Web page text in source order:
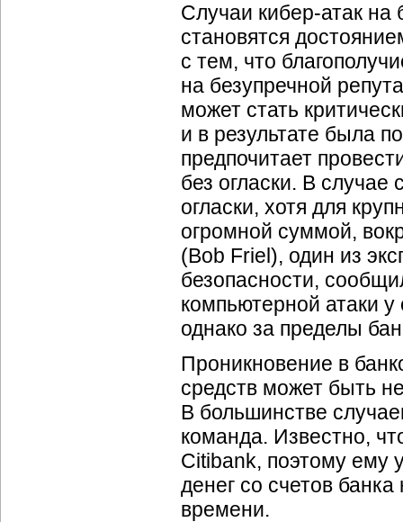
Случаи кибер-атак на
становятся
с тем, что
на безупречной
может стать
и в результате была
предпочитает
без огласки. В
огласки, хотя для
огромной суммой,
(Bob Friel), один из
безопасности,
компьютерной атаки
однако за пределы
Проникновение в
средств может быть
В большинстве
команда. Известно,
Citibank, поэтому ему
денег со счетов
времени.